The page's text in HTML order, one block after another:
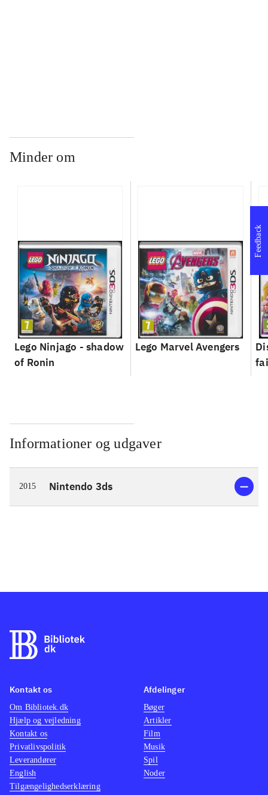
Minder om
Lego Ninjago - shadow
of Ronin
Lego Marvel Avengers
Informationer og udgaver
2015 Nintendo 3ds
Feedback
Kontakt os
Om Bibliotek.dk
Hjælp og vejledning
Kontakt os
Privatlivspolitik
Leverandører
English
Tilgængelighedserklæring
Afdelinger
Bøger
Artikler
Film
Musik
Spil
Noder